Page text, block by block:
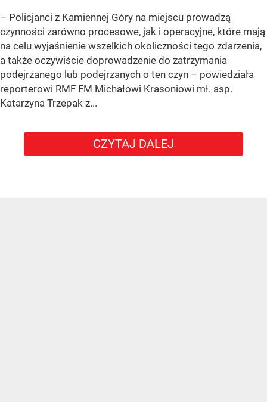
– Policjanci z Kamiennej Góry na miejscu prowadzą
czynności zarówno procesowe, jak i operacyjne, które mają
na celu wyjaśnienie wszelkich okoliczności tego zdarzenia,
a także oczywiście doprowadzenie do zatrzymania
podejrzanego lub podejrzanych o ten czyn – powiedziała
reporterowi RMF FM Michałowi Krasoniowi mł. asp.
Katarzyna Trzepak z...
CZYTAJ DALEJ